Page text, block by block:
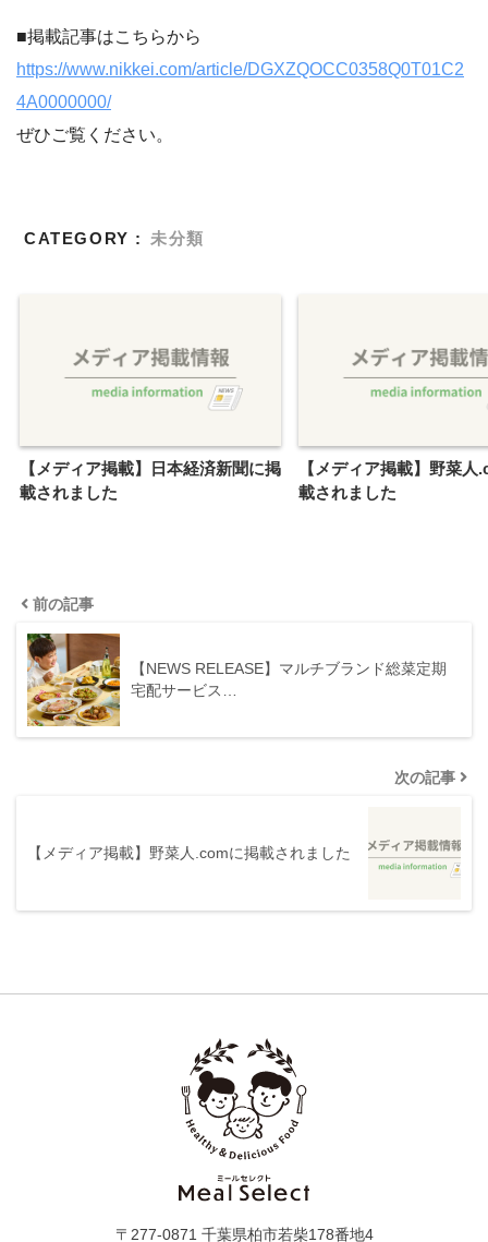
■掲載記事はこちらから
https://www.nikkei.com/article/DGXZQOCC0358Q0T01C2
4A0000000/
ぜひご覧ください。
CATEGORY : 未分類
【メディア掲載】日本経済新聞に掲
載されました
【メディア掲載】野菜人
載されました
前の記事
【NEWS RELEASE】マルチブランド総菜定期
宅配サービス…
次の記事
【メディア掲載】野菜人.comに掲載されました
〒277-0871 千葉県柏市若柴178番地4